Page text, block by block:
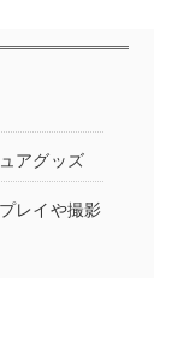
アグッズ
レイや撮影